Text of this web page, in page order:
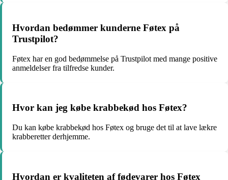
Hvordan bedømmer kunderne Føtex på
Trustpilot?
Føtex har en god bedømmelse på Trustpilot med mange positive
anmeldelser fra tilfredse kunder.
Hvor kan jeg købe krabbekød hos Føtex?
Du kan købe krabbekød hos Føtex og bruge det til at lave lækre
krabberetter derhjemme.
Hvordan er kvaliteten af fødevarer hos Føtex